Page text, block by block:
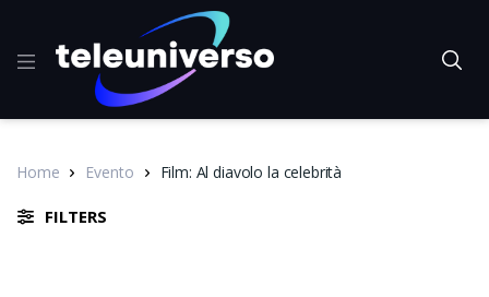
Home Evento Film: Al diavolo la celebrità
FILTERS